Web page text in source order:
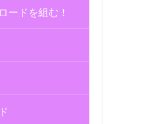
ードを組む！